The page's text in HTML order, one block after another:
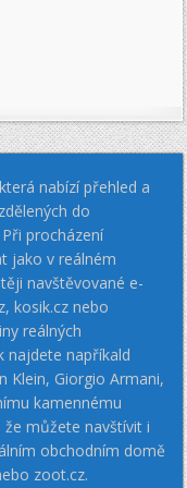
nabízí přehled a
do
procházení
jako v reálném
navštěvované e-
kosik.cz nebo
reálných
najdete napříkald
Klein, Giorgio Armani,
kamennému
můžete navštívit i
obchodním domě
zoot.cz.